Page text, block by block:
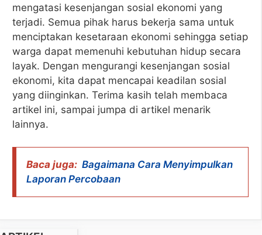
mengatasi kesenjangan sosial ekonomi yang
terjadi. Semua pihak harus bekerja sama untuk
menciptakan kesetaraan ekonomi sehingga setiap
warga dapat memenuhi kebutuhan hidup secara
layak. Dengan mengurangi kesenjangan sosial
ekonomi, kita dapat mencapai keadilan sosial
yang diinginkan. Terima kasih telah membaca
artikel ini, sampai jumpa di artikel menarik
lainnya.
Baca juga: Bagaimana Cara Menyimpulkan
Laporan Percobaan